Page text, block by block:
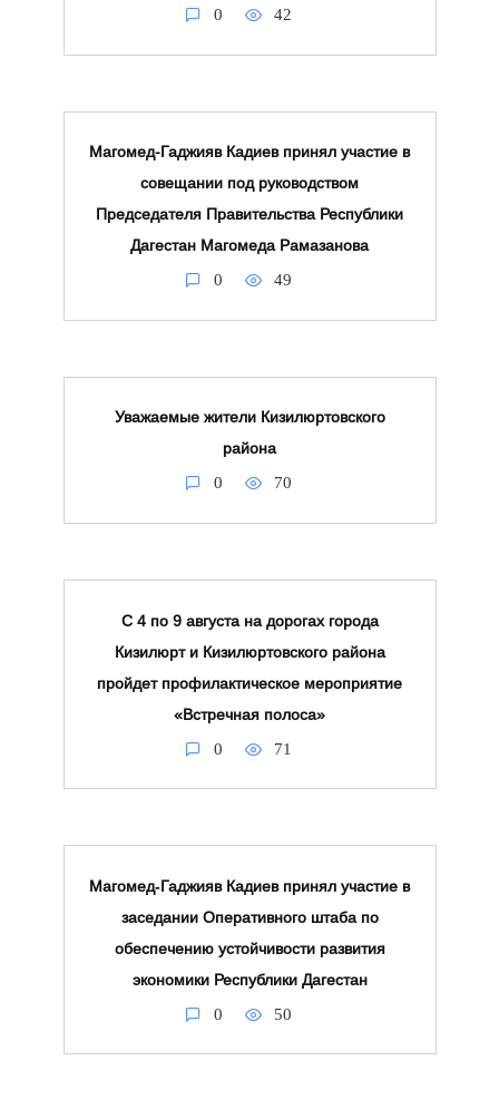
0 42
Магомед-Гаджияв Кадиев принял участие в
совещании под руководством
Председателя Правительства Республики
Дагестан Магомеда Рамазанова
0 49
Уважаемые жители Кизилюртовского
района
0 70
С 4 по 9 августа на дорогах города
Кизилюрт и Кизилюртовского района
пройдет профилактическое мероприятие
«Встречная полоса»
0 71
Магомед‑Гаджияв Кадиев принял участие в
заседании Оперативного штаба по
обеспечению устойчивости развития
экономики Республики Дагестан
0 50